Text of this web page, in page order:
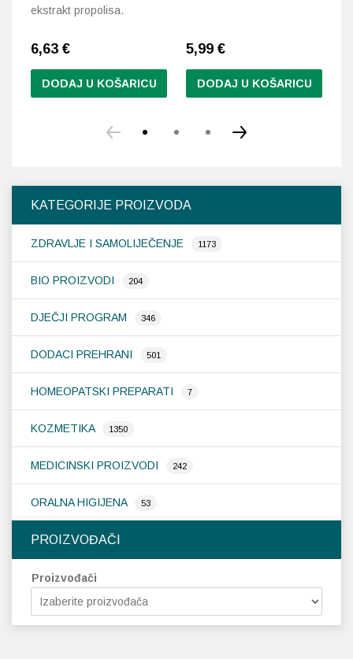
KATEGORIJE PROIZVODA
ZDRAVLJE I SAMOLIJEČENJE 1173
BIO PROIZVODI 204
DJEČJI PROGRAM 346
DODACI PREHRANI 501
HOMEOPATSKI PREPARATI 7
KOZMETIKA 1350
MEDICINSKI PROIZVODI 242
ORALNA HIGIJENA 53
PROIZVOĐAČI
Proizvođači
ekstrakt propolisa.
6,63 €
DODAJ U KOŠARICU
5,99 €
DODAJ U KOŠARICU